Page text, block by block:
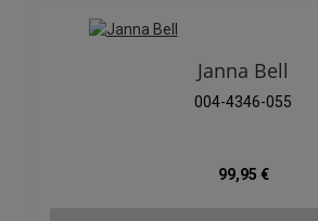
Janna Bell
004-4346-055
Regulärer Preis:
99,95 €